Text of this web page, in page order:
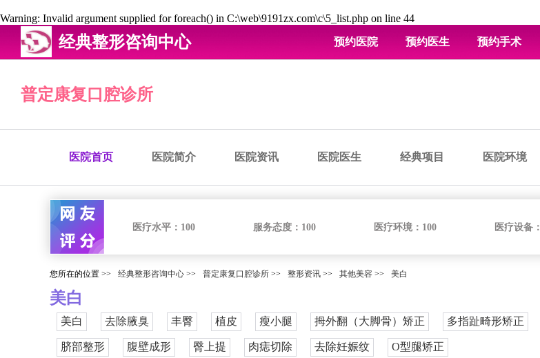
Warning: Invalid argument supplied for foreach() in C:\web\9191zx.com\c\5_list.php on line 44
经典整形咨询中心 预约医院 预约医生 预约手术
普定康复口腔诊所
医院首页 医院简介 医院资讯 医院医生 经典项目 医院环境
医疗水平： 100 服务态度： 100 医疗环境： 100 医疗设备：
您所在的位置 >> 经典整形咨询中心 >> 普定康复口腔诊所 >> 整形资讯 >> 其他美容 >> 美白
美白
美白 去除腋臭 丰臀 植皮 瘦小腿 拇外翻（大脚骨）矫正 多指趾畸形矫正
脐部整形 腹壁成形 臀上提 肉痣切除 去除妊娠纹 O型腿矫正